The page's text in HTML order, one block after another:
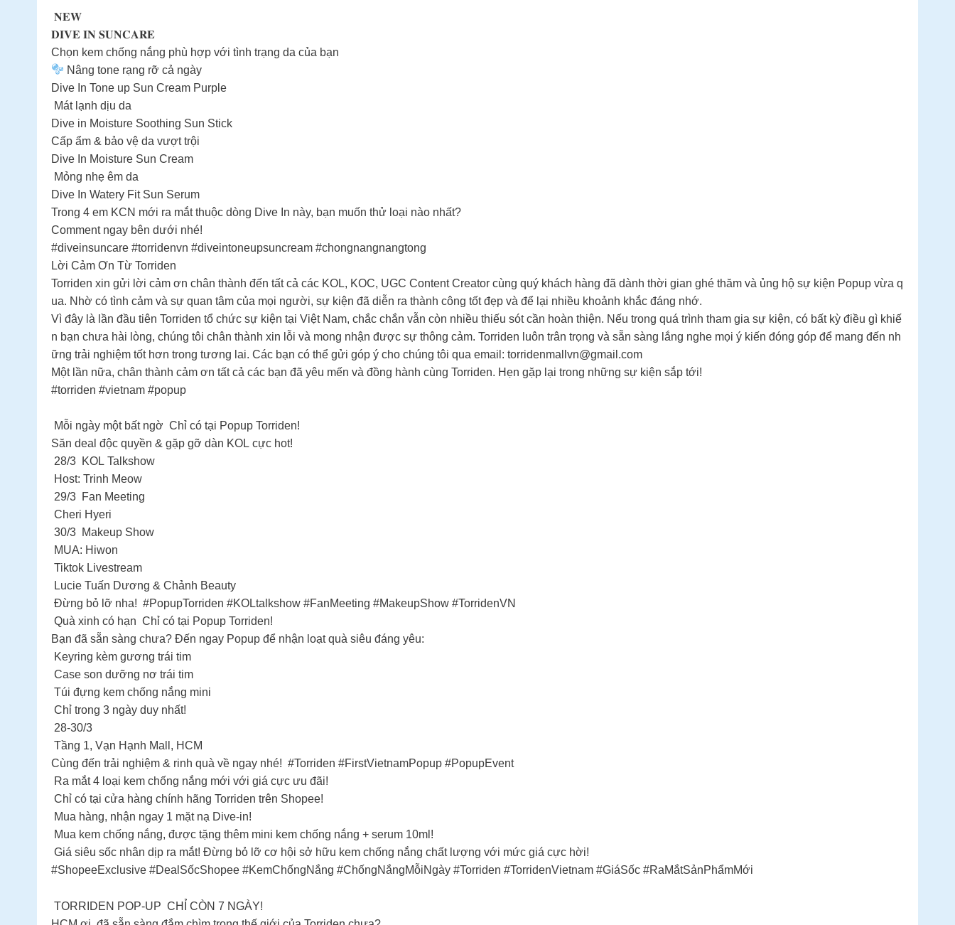
𝐍𝐄𝐖
𝐃𝐈𝐕𝐄 𝐈𝐍 𝐒𝐔𝐍𝐂𝐀𝐑𝐄
Chọn kem chống nắng phù hợp với tình trạng da của bạn
Nâng tone rạng rỡ cả ngày
Dive In Tone up Sun Cream Purple
Mát lạnh dịu da
Dive in Moisture Soothing Sun Stick
Cấp ẩm & bảo vệ da vượt trội
Dive In Moisture Sun Cream
Mỏng nhẹ êm da
Dive In Watery Fit Sun Serum
Trong 4 em KCN mới ra mắt thuộc dòng Dive In này, bạn muốn thử loại nào nhất?
Comment ngay bên dưới nhé!
#diveinsuncare #torridenvn #diveintoneupsuncream #chongnangnangtong
Lời Cảm Ơn Từ Torriden
Torriden xin gửi lời cảm ơn chân thành đến tất cả các KOL, KOC, UGC Content Creator cùng quý khách hàng đã dành thời gian ghé thăm và ủng hộ sự kiện Popup vừa q
ua. Nhờ có tình cảm và sự quan tâm của mọi người, sự kiện đã diễn ra thành công tốt đẹp và để lại nhiều khoảnh khắc đáng nhớ.
Vì đây là lần đầu tiên Torriden tổ chức sự kiện tại Việt Nam, chắc chắn vẫn còn nhiều thiếu sót cần hoàn thiện. Nếu trong quá trình tham gia sự kiện, có bất kỳ điều gì khiế
n bạn chưa hài lòng, chúng tôi chân thành xin lỗi và mong nhận được sự thông cảm. Torriden luôn trân trọng và sẵn sàng lắng nghe mọi ý kiến đóng góp để mang đến nh
ững trải nghiệm tốt hơn trong tương lai. Các bạn có thể gửi góp ý cho chúng tôi qua email: torridenmallvn@gmail.com
Một lần nữa, chân thành cảm ơn tất cả các bạn đã yêu mến và đồng hành cùng Torriden. Hẹn gặp lại trong những sự kiện sắp tới!
#torriden #vietnam #popup
Mỗi ngày một bất ngờ Chỉ có tại Popup Torriden!
Săn deal độc quyền & gặp gỡ dàn KOL cực hot!
28/3 KOL Talkshow
Host: Trinh Meow
29/3 Fan Meeting
Cheri Hyeri
30/3 Makeup Show
MUA: Hiwon
Tiktok Livestream
Lucie Tuấn Dương & Chảnh Beauty
Đừng bỏ lỡ nha! #PopupTorriden #KOLtalkshow #FanMeeting #MakeupShow #TorridenVN
Quà xinh có hạn Chỉ có tại Popup Torriden!
Bạn đã sẵn sàng chưa? Đến ngay Popup để nhận loạt quà siêu đáng yêu:
Keyring kèm gương trái tim
Case son dưỡng nơ trái tim
Túi đựng kem chống nắng mini ️
Chỉ trong 3 ngày duy nhất!
28-30/3
Tầng 1, Vạn Hạnh Mall, HCM
Cùng đến trải nghiệm & rinh quà về ngay nhé! #Torriden #FirstVietnamPopup #PopupEvent
Ra mắt 4 loại kem chống nắng mới với giá cực ưu đãi!
Chỉ có tại cửa hàng chính hãng Torriden trên Shopee!
Mua hàng, nhận ngay 1 mặt nạ Dive-in!
️ Mua kem chống nắng, được tặng thêm mini kem chống nắng + serum 10ml!
Giá siêu sốc nhân dịp ra mắt! Đừng bỏ lỡ cơ hội sở hữu kem chống nắng chất lượng với mức giá cực hời!
#ShopeeExclusive #DealSốcShopee #KemChốngNắng #ChốngNắngMỗiNgày #Torriden #TorridenVietnam #GiáSốc #RaMắtSảnPhẩmMới
TORRIDEN POP-UP CHỈ CÒN 7 NGÀY!